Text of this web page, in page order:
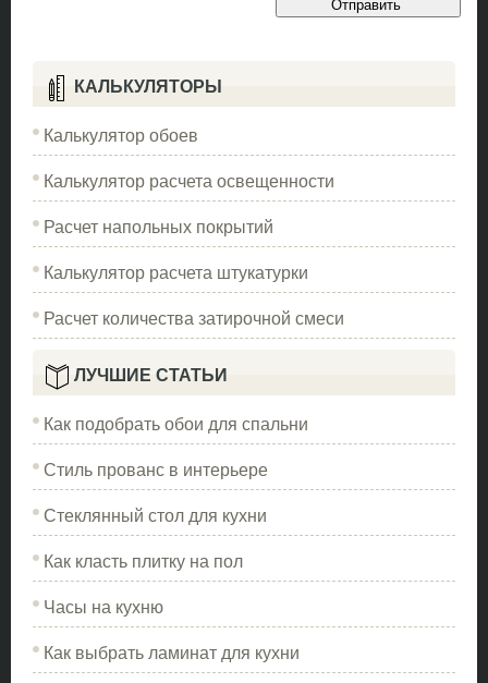
КАЛЬКУЛЯТОРЫ
Калькулятор обоев
Калькулятор расчета освещенности
Расчет напольных покрытий
Калькулятор расчета штукатурки
Расчет количества затирочной смеси
ЛУЧШИЕ СТАТЬИ
Как подобрать обои для спальни
Стиль прованс в интерьере
Стеклянный стол для кухни
Как класть плитку на пол
Часы на кухню
Как выбрать ламинат для кухни